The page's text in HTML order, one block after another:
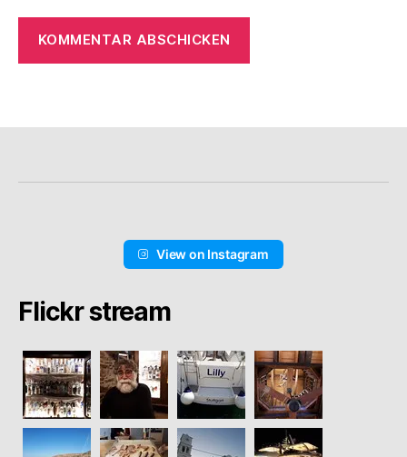
View on Instagram
Flickr stream